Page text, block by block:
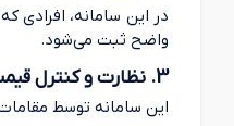
در این سامانه، افرادی
واضح ثبت می‌شود.
3. نظارت و کنترل قیمت‌ها
این سامانه توسط